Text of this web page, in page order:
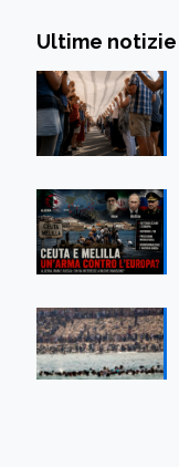
Ultime notizie